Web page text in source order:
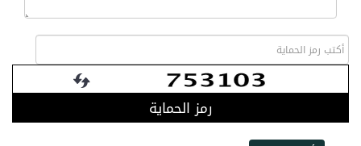
رمز الحماية